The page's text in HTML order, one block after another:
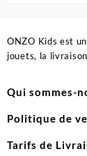
ONZO Kids est
jouets, la
Qui sommes-
Politique de
Tarifs de